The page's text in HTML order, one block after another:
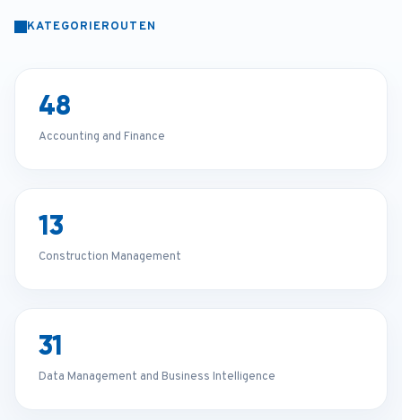
KATEGORIEROUTEN
48
Accounting and Finance
13
Construction Management
31
Data Management and Business Intelligence